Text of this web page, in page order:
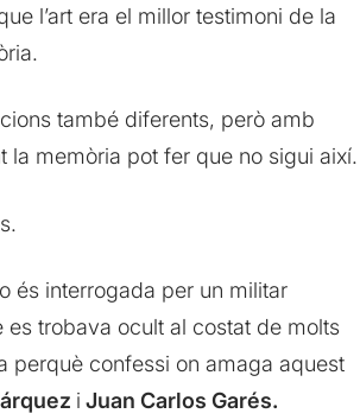
l’art era el millor testimoni de la
també diferents, però amb
la memòria pot fer que no sigui així.
és interrogada per un militar
es trobava ocult al costat de molts
perquè confessi on amaga aquest
i Juan Carlos Garés.